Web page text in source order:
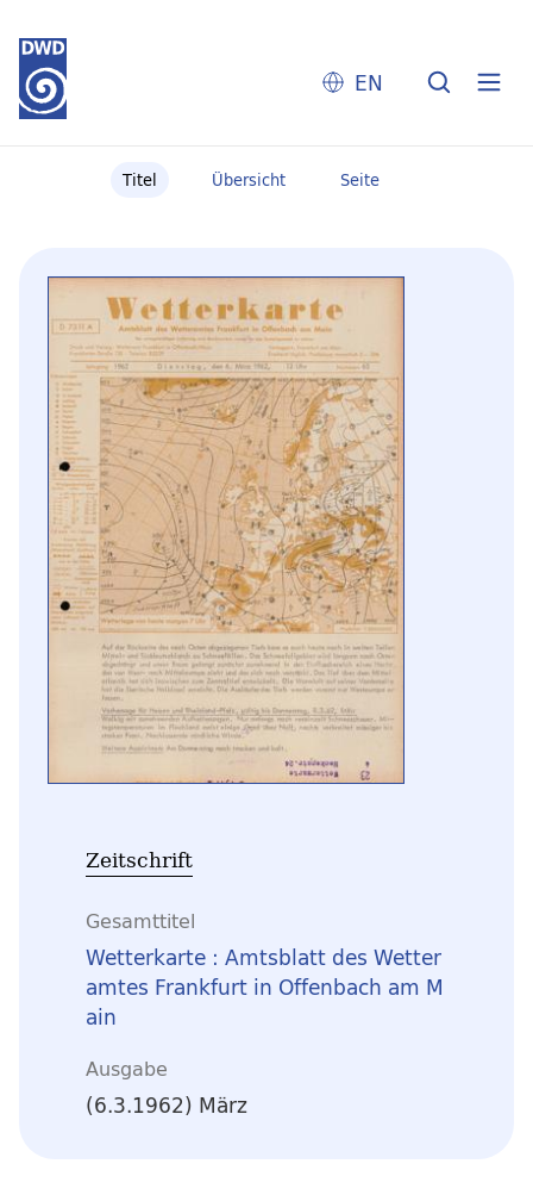
EN
Titel Übersicht Seite
Zeitschrift
Gesamttitel
Wetterkarte : Amtsblatt des Wetter
amtes Frankfurt in Offenbach am M
ain
Ausgabe
(6.3.1962) März